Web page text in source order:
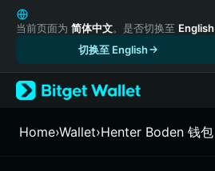
English
日本語
Русский
Español (Latinoamérica)
Türkçe
Italiano
当前页面为 简体中文。是否切换至 English
切换至 English
Home›Wallet›Henter Boden 钱包